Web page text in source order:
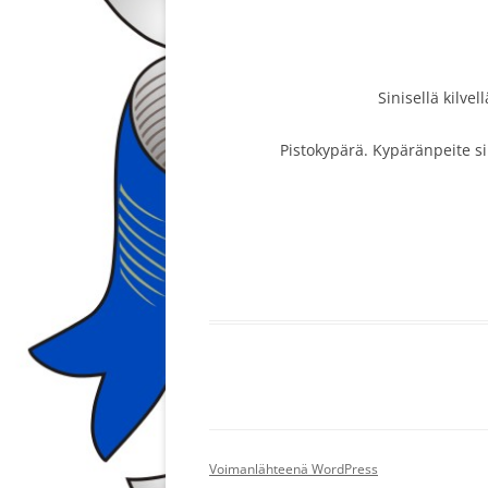
Sinisellä
Pistokypärä. Kypäränpeite
Voimanlähteenä WordPress